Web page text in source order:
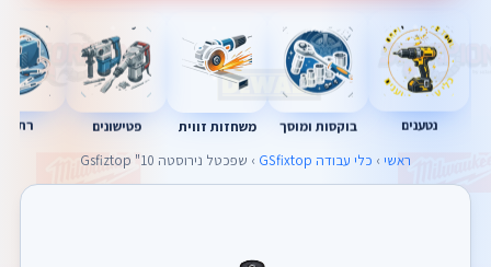
נטענים בוקסות ומוסך משחזות זווית פטישונים
ראשי › כלי עבודה GSfixtop › שפכטל נירוסטה 10" Gsfiztop